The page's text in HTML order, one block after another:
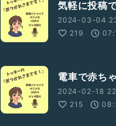
気軽に投稿
2024-03-04
219
電車で赤ち
2024-02-18
215